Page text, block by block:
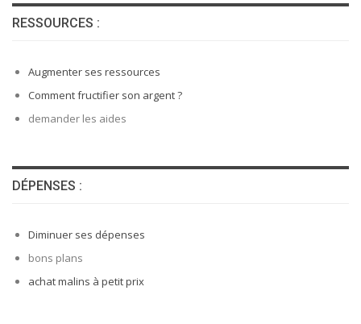
RESSOURCES :
Augmenter ses ressources
Comment fructifier son argent ?
demander les aides
DÉPENSES :
Diminuer ses dépenses
bons plans
achat malins à petit prix